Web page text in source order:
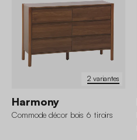
2 variantes
Harmony
Commode décor bois 6 tiroirs